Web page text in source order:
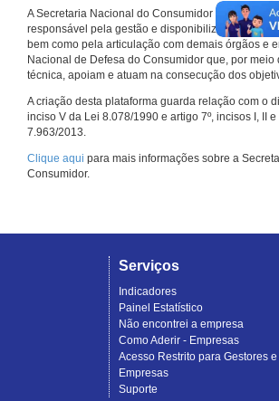
A Secretaria Nacional do Consumidor do Ministério
responsável pela gestão e disponibilização do
bem como pela articulação com demais órgãos e
Nacional de Defesa do Consumidor que, por meio
técnica, apoiam e atuam na consecução dos
A criação desta plataforma guarda relação com o
inciso V da Lei 8.078/1990 e artigo 7º, incisos I, II
7.963/2013.
Clique aqui para mais informações sobre a
Consumidor.
Serviços
Indicadores
Painel Estatístico
Não encontrei a empresa
Como Aderir - Empresas
Acesso Restrito para Gestores e
Empresas
Suporte